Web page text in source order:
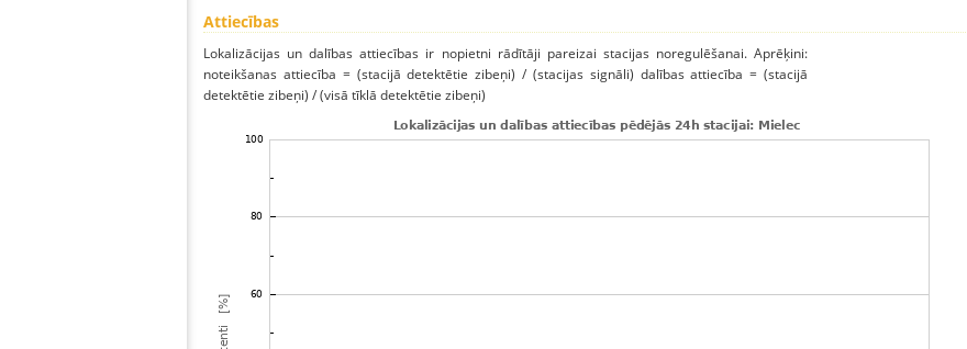
Attiecības
Lokalizācijas un dalības attiecības ir nopietni rādītāji pareizai stacijas noregulēšanai. Aprēķini:
noteikšanas attiecība = (stacijā detektētie zibeņi) / (stacijas signāli) dalības attiecība = (stacijā
detektētie zibeņi) / (visā tīklā detektētie zibeņi)